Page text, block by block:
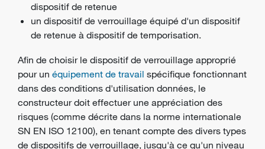
dispositif de retenue
un dispositif de verrouillage équipé d'un dispositif
de retenue à dispositif de temporisation.
Afin de choisir le dispositif de verrouillage approprié
pour un équipement de travail spécifique fonctionnant
dans des conditions d'utilisation données, le
constructeur doit effectuer une appréciation des
risques (comme décrite dans la norme internationale
SN EN ISO 12100), en tenant compte des divers types
de dispositifs de verrouillage, jusqu'à ce qu'un niveau